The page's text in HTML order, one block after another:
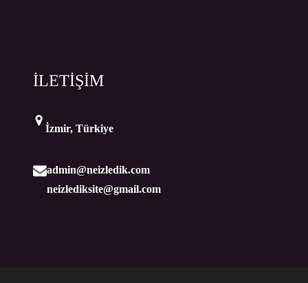
İLETİŞİM
İzmir, Türkiye
admin@neizledik.com
neizlediksite@gmail.com